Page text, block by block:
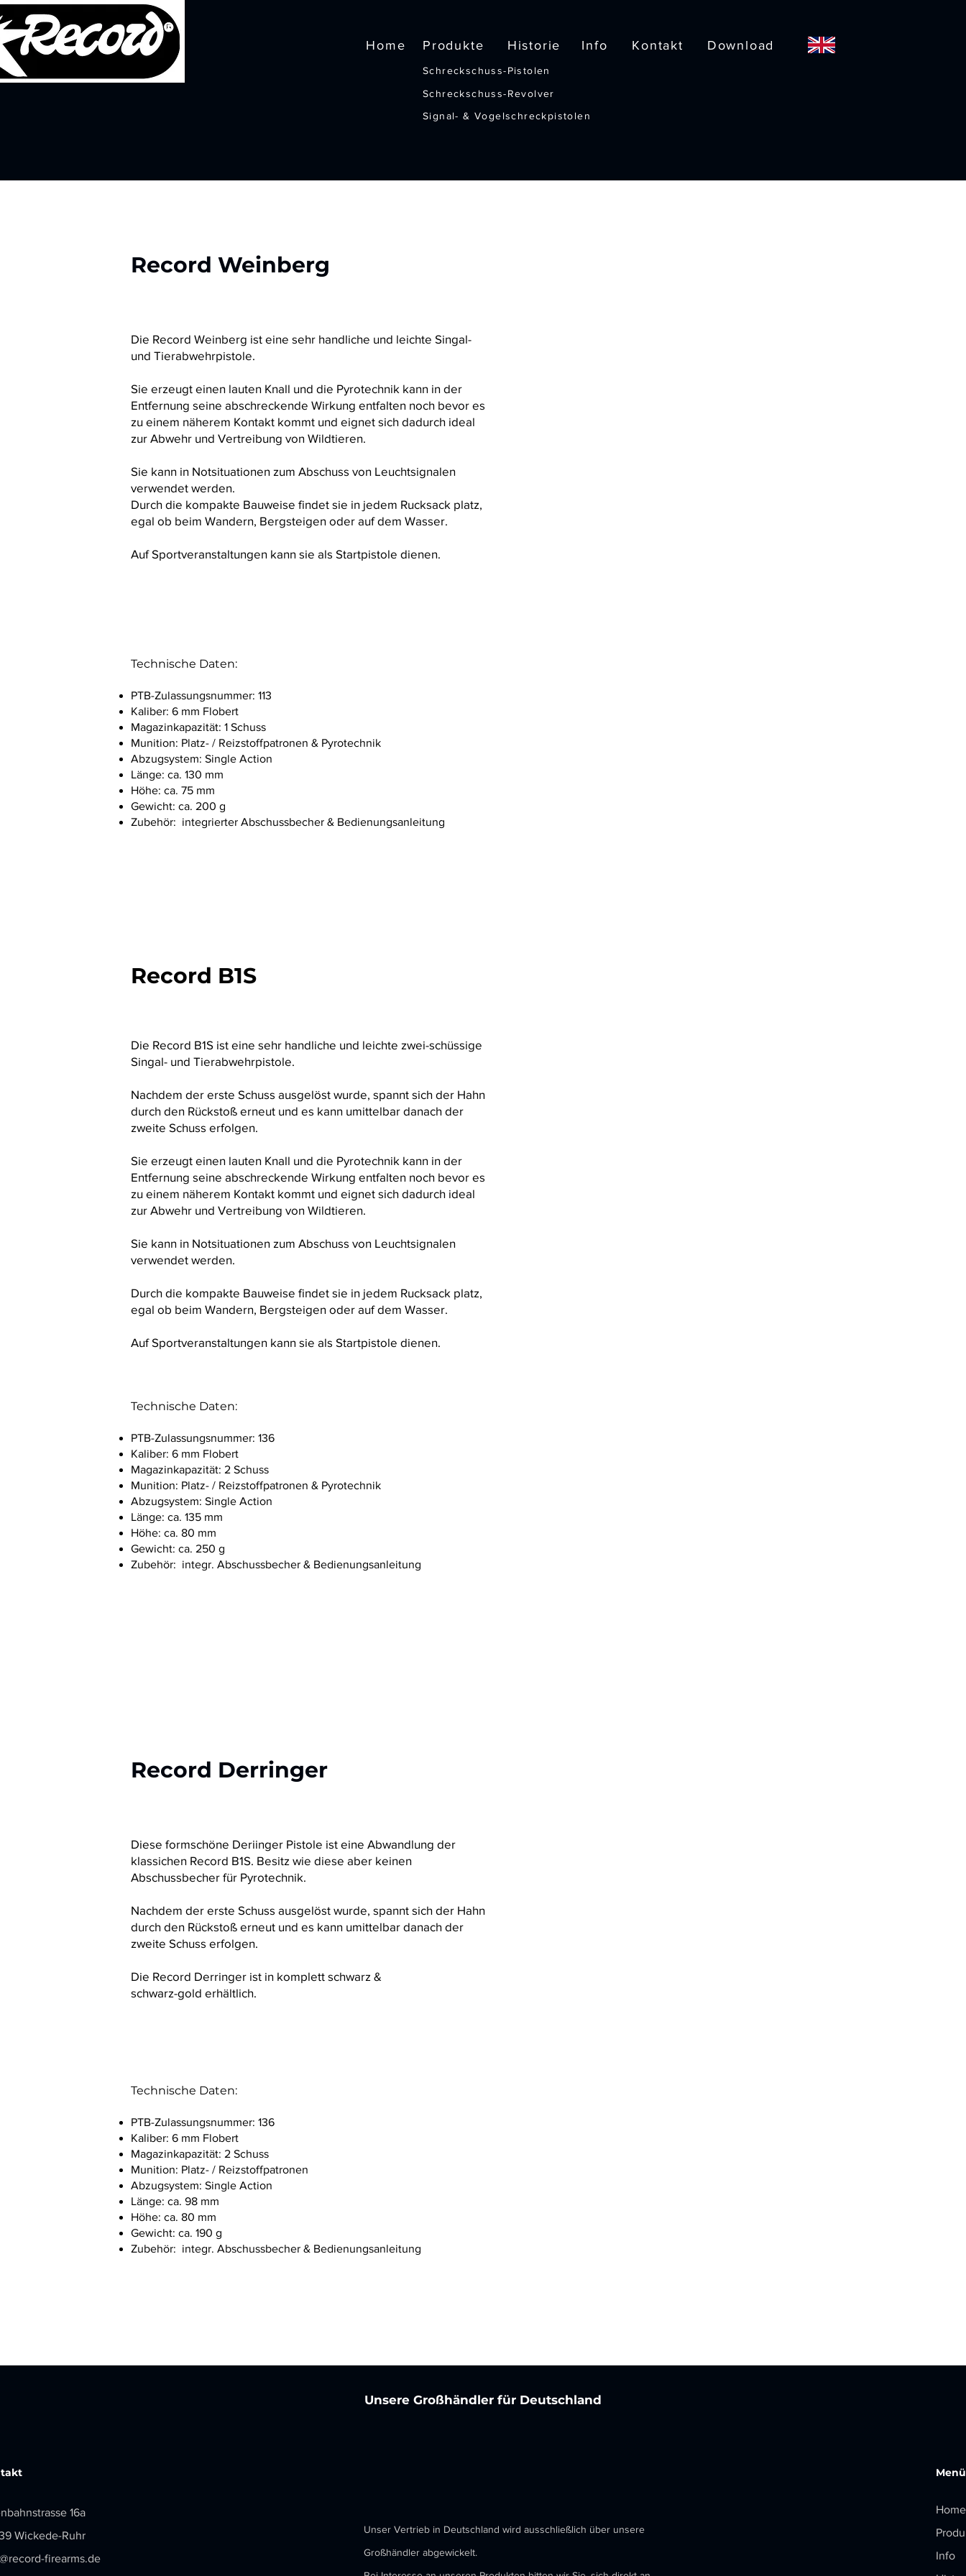
Home Produkte Historie Info Kontakt Download
Schreckschuss-Pistolen
Schreckschuss-Revolver
Signal- & Vogelschreckpistolen
Record Weinberg
Die Record Weinberg ist eine sehr handliche und leichte Singal-
und Tierabwehrpistole.
Sie erzeugt einen lauten Knall und die Pyrotechnik kann in der
Entfernung seine abschreckende Wirkung entfalten noch bevor es
zu einem näherem Kontakt kommt und eignet sich dadurch ideal
zur Abwehr und Vertreibung von Wildtieren.
Sie kann in Notsituationen zum Abschuss von Leuchtsignalen
verwendet werden.
Durch die kompakte Bauweise findet sie in jedem Rucksack platz,
egal ob beim Wandern, Bergsteigen oder auf dem Wasser.
Auf Sportveranstaltungen kann sie als Startpistole dienen.
Technische Daten:
PTB-Zulassungsnummer: 113
Kaliber: 6 mm Flobert
Magazinkapazität: 1 Schuss
Munition: Platz- / Reizstoffpatronen & Pyrotechnik
Abzugsystem: Single Action
Länge: ca. 130 mm
Höhe: ca. 75 mm
Gewicht: ca. 200 g
Zubehör: integrierter Abschussbecher & Bedienungsanleitung
Record B1S
Die Record B1S ist eine sehr handliche und leichte zwei-schüssige
Singal- und Tierabwehrpistole.
Nachdem der erste Schuss ausgelöst wurde, spannt sich der Hahn
durch den Rückstoß erneut und es kann umittelbar danach der
zweite Schuss erfolgen.
Sie erzeugt einen lauten Knall und die Pyrotechnik kann in der
Entfernung seine abschreckende Wirkung entfalten noch bevor es
zu einem näherem Kontakt kommt und eignet sich dadurch ideal
zur Abwehr und Vertreibung von Wildtieren.
Sie kann in Notsituationen zum Abschuss von Leuchtsignalen
verwendet werden.
Durch die kompakte Bauweise findet sie in jedem Rucksack platz,
egal ob beim Wandern, Bergsteigen oder auf dem Wasser.
Auf Sportveranstaltungen kann sie als Startpistole dienen.
Technische Daten:
PTB-Zulassungsnummer: 136
Kaliber: 6 mm Flobert
Magazinkapazität: 2 Schuss
Munition: Platz- / Reizstoffpatronen & Pyrotechnik
Abzugsystem: Single Action
Länge: ca. 135 mm
Höhe: ca. 80 mm
Gewicht: ca. 250 g
Zubehör: integr. Abschussbecher & Bedienungsanleitung
Record Derringer
Diese formschöne Deriinger Pistole ist eine Abwandlung der
klassichen Record B1S. Besitz wie diese aber keinen
Abschussbecher für Pyrotechnik.
Nachdem der erste Schuss ausgelöst wurde, spannt sich der Hahn
durch den Rückstoß erneut und es kann umittelbar danach der
zweite Schuss erfolgen.
Die Record Derringer ist in komplett schwarz &
schwarz-gold erhältlich.
Technische Daten:
PTB-Zulassungsnummer: 136
Kaliber: 6 mm Flobert
Magazinkapazität: 2 Schuss
Munition: Platz- / Reizstoffpatronen
Abzugsystem: Single Action
Länge: ca. 98 mm
Höhe: ca. 80 mm
Gewicht: ca. 190 g
Zubehör: integr. Abschussbecher & Bedienungsanleitung
Unsere Großhändler für Deutschland
16a
Wickede-Ruhr
firearms.de
Unser Vertrieb in Deutschland wird ausschließlich über unsere
Großhändler abgewickelt.
Menü
Home
Info